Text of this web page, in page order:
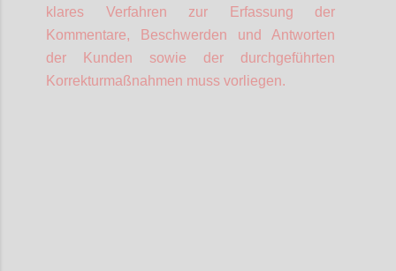
klares Verfahren zur Erfassung der
Kommentare, Beschwerden und Antworten
der Kunden sowie der durchgeführten
Korrekturmaßnahmen muss vorliegen.